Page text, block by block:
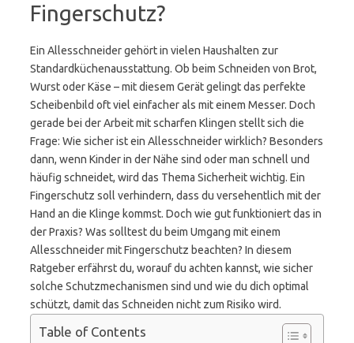
Fingerschutz?
Ein Allesschneider gehört in vielen Haushalten zur
Standardküchenausstattung. Ob beim Schneiden von Brot,
Wurst oder Käse – mit diesem Gerät gelingt das perfekte
Scheibenbild oft viel einfacher als mit einem Messer. Doch
gerade bei der Arbeit mit scharfen Klingen stellt sich die
Frage: Wie sicher ist ein Allesschneider wirklich? Besonders
dann, wenn Kinder in der Nähe sind oder man schnell und
häufig schneidet, wird das Thema Sicherheit wichtig. Ein
Fingerschutz soll verhindern, dass du versehentlich mit der
Hand an die Klinge kommst. Doch wie gut funktioniert das in
der Praxis? Was solltest du beim Umgang mit einem
Allesschneider mit Fingerschutz beachten? In diesem
Ratgeber erfährst du, worauf du achten kannst, wie sicher
solche Schutzmechanismen sind und wie du dich optimal
schützt, damit das Schneiden nicht zum Risiko wird.
Table of Contents